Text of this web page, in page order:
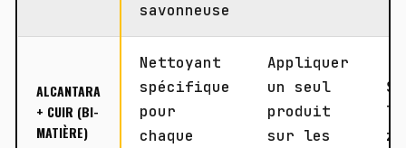
savonneuse
ALCANTARA
+ CUIR (BI-
MATIÈRE)
Nettoyant
spécifique
pour
chaque
Appliquer
un seul
produit
sur les